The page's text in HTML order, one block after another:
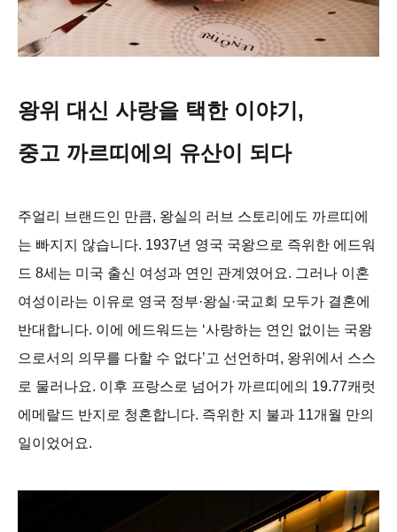
왕위 대신 사랑을 택한 이야기,
중고 까르띠에의 유산이 되다
주얼리 브랜드인 만큼, 왕실의 러브 스토리에도 까르띠에
는 빠지지 않습니다. 1937년 영국 국왕으로 즉위한 에드워
드 8세는 미국 출신 여성과 연인 관계였어요. 그러나 이혼
여성이라는 이유로 영국 정부·왕실·국교회 모두가 결혼에
반대합니다. 이에 에드워드는 ‘사랑하는 연인 없이는 국왕
으로서의 의무를 다할 수 없다’고 선언하며, 왕위에서 스스
로 물러나요. 이후 프랑스로 넘어가 까르띠에의 19.77캐럿
에메랄드 반지로 청혼합니다. 즉위한 지 불과 11개월 만의
일이었어요.